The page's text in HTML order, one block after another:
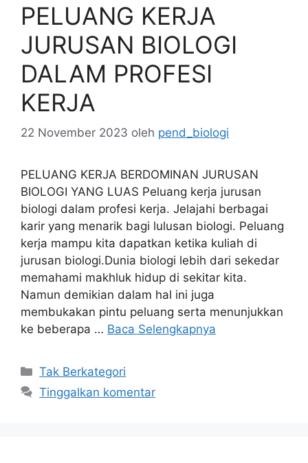
PELUANG KERJA
JURUSAN BIOLOGI
DALAM PROFESI
KERJA
22 November 2023 oleh pend_biologi
PELUANG KERJA BERDOMINAN JURUSAN
BIOLOGI YANG LUAS Peluang kerja jurusan
biologi dalam profesi kerja. Jelajahi berbagai
karir yang menarik bagi lulusan biologi. Peluang
kerja mampu kita dapatkan ketika kuliah di
jurusan biologi.Dunia biologi lebih dari sekedar
memahami makhluk hidup di sekitar kita.
Namun demikian dalam hal ini juga
membukakan pintu peluang serta menunjukkan
ke beberapa … Baca Selengkapnya
Kategori
Tak Berkategori
Tinggalkan komentar